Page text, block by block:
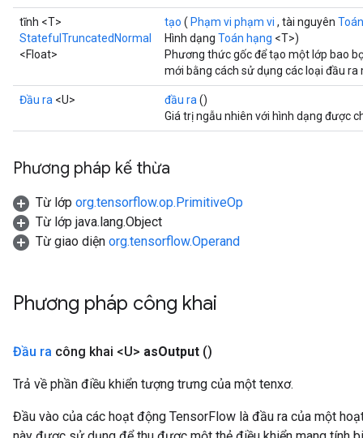
tĩnh <T>
StatefulTruncatedNormal
<Float>
tạo ( Phạm vi phạm vi , tài nguyên
Hình dạng Toán hạng <T>)
Phương thức gốc để tạo một lớp bao
mới bằng cách sử dụng các loại đầu ra
Đầu ra <U> đầu ra ()
Giá trị ngẫu nhiên với hình dạng được
Phương pháp kế thừa
Từ lớp org.tensorflow.op.PrimitiveOp
Từ lớp java.lang.Object
Từ giao diện org.tensorflow.Operand
Phương pháp công khai
Đầu ra công khai <U> asOutput ()
Trả về phần điều khiển tượng trưng của một tenxơ.
Đầu vào của các hoạt động TensorFlow là đầu ra của một